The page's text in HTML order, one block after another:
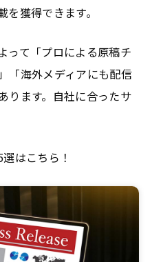
獲得できます。
って「プロによる原稿チ
「海外メディアにも配信
ります。自社に合ったサ
はこちら！